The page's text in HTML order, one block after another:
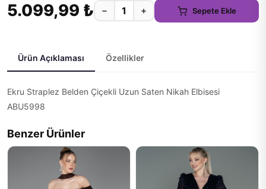
5.099,99 ₺ − + Sepete Ekle
Ürün Açıklaması Özellikler
Ekru Straplez Belden Çiçekli Uzun Saten Nikah Elbisesi
ABU5998
Benzer Ürünler